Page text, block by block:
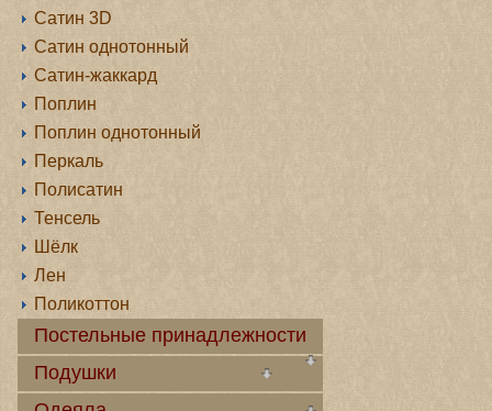
Сатин 3D
Сатин однотонный
Сатин-жаккард
Поплин
Поплин однотонный
Перкаль
Полисатин
Тенсель
Шёлк
Лен
Поликоттон
Постельные принадлежности
Подушки